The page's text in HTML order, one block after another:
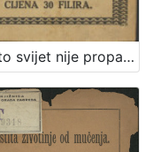
Zašto svijet nije propao i druge šaljive pripovijesti iz Srijema / Isa Velikanović